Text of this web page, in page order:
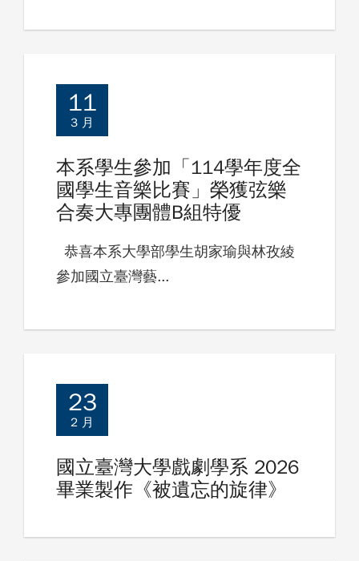
11
3 月
本系學生參加「114學年度全
國學生音樂比賽」榮獲弦樂
合奏大專團體B組特優
恭喜本系大學部學生胡家瑜與林孜綾
參加國立臺灣藝...
23
2 月
國立臺灣大學戲劇學系 2026
畢業製作《被遺忘的旋律》